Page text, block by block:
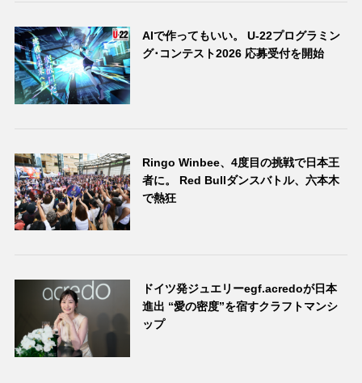
AIで作ってもいい。 U-22プログラミン
グ･コンテスト2026 応募受付を開始
Ringo Winbee、4度目の挑戦で日本王
者に。 Red Bullダンスバトル、六本木
で熱狂
ドイツ発ジュエリーegf.acredoが日本
進出 “愛の密度”を宿すクラフトマンシ
ップ